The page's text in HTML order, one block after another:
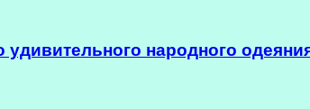
народного